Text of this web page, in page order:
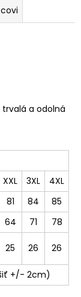
trvalá a odolná
XXL 3XL
4XL
81 84
85
64 71
78
25 26 26
+/- 2cm)